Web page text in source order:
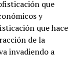
que
y
que hace
de la
invadiendo a